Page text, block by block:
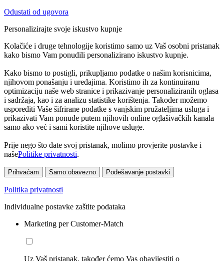
Odustati od ugovora
Personalizirajte svoje iskustvo kupnje
Kolačiće i druge tehnologije koristimo samo uz Vaš osobni pristanak
kako bismo Vam ponudili personalizirano iskustvo kupnje.
Kako bismo to postigli, prikupljamo podatke o našim korisnicima,
njihovom ponašanju i uređajima. Koristimo ih za kontinuiranu
optimizaciju naše web stranice i prikazivanje personaliziranih oglasa
i sadržaja, kao i za analizu statistike korištenja. Također možemo
usporediti Vaše šifrirane podatke s vanjskim pružateljima usluga i
prikazivati Vam ponude putem njihovih online oglašivačkih kanala
samo ako već i sami koristite njihove usluge.
Prije nego što date svoj pristanak, molimo provjerite postavke i
našePolitike privatnosti.
Prihvaćam Samo obavezno Podešavanje postavki
Politika privatnosti
Individualne postavke zaštite podataka
Marketing per Customer-Match
Uz Vaš pristanak, također ćemo Vas obavijestiti o